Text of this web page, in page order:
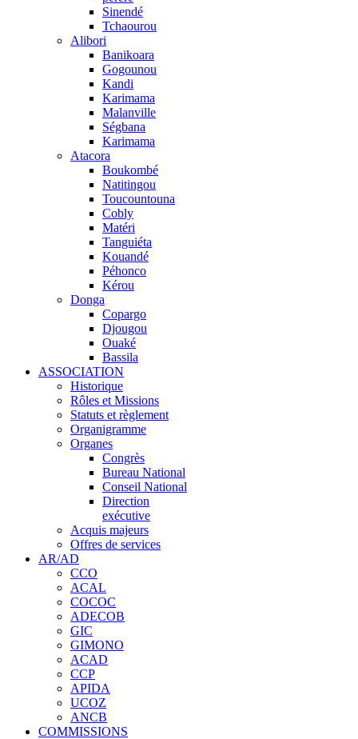
Sinendé
Tchaourou
Alibori
Banikoara
Gogounou
Kandi
Karimama
Malanville
Ségbana
Karimama
Atacora
Boukombé
Natitingou
Toucountouna
Cobly
Matéri
Tanguiéta
Kouandé
Péhonco
Kérou
Donga
Copargo
Djougou
Ouaké
Bassila
ASSOCIATION
Historique
Rôles et Missions
Statuts et règlement
Organigramme
Organes
Congrès
Bureau National
Conseil National
Direction
exécutive
Acquis majeurs
Offres de services
AR/AD
CCO
ACAL
COCOC
ADECOB
GIC
GIMONO
ACAD
CCP
APIDA
UCOZ
ANCB
COMMISSIONS